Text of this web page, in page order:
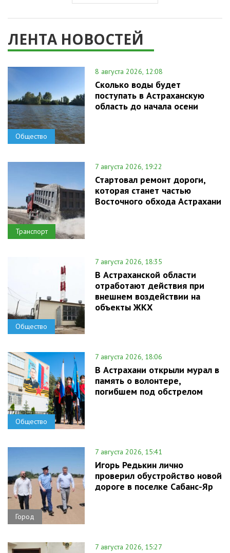
ЛЕНТА НОВОСТЕЙ
Общество
8 августа 2026, 12:08
Сколько воды будет
поступать в Астраханскую
область до начала осени
Транспорт
7 августа 2026, 19:22
Стартовал ремонт дороги,
которая станет частью
Восточного обхода Астрахани
Общество
7 августа 2026, 18:35
В Астраханской области
отработают действия при
внешнем воздействии на
объекты ЖКХ
Общество
7 августа 2026, 18:06
В Астрахани открыли мурал в
память о волонтере,
погибшем под обстрелом
Город
7 августа 2026, 15:41
Игорь Редькин лично
проверил обустройство новой
дороге в поселке Сабанс-Яр
7 августа 2026, 15:27